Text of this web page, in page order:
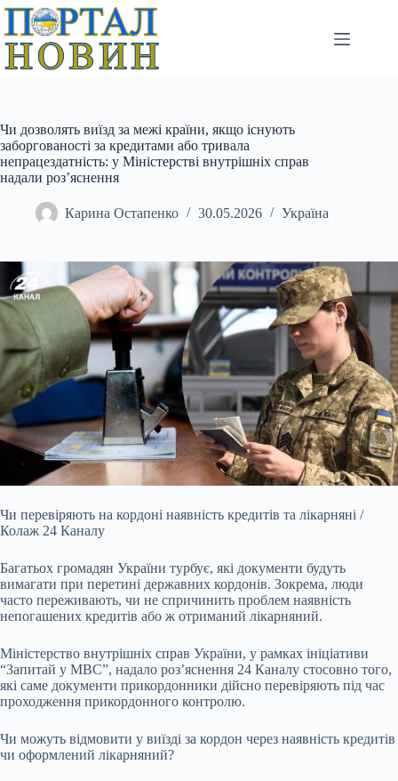
Перейти
вмісту
Чи дозволять виїзд за межі країни, якщо існують
заборгованості за кредитами або тривала
непрацездатність: у Міністерстві внутрішніх справ
надали роз’яснення
Карина Остапенко 30.05.2026 Україна
Чи перевіряють на кордоні наявність кредитів та лікарняні /
Колаж 24 Каналу
Багатьох громадян України турбує, які документи будуть
вимагати при перетині державних кордонів. Зокрема, люди
часто переживають, чи не спричинить проблем наявність
непогашених кредитів або ж отриманий лікарняний.
Міністерство внутрішніх справ України, у рамках ініціативи
“Запитай у МВС”, надало роз’яснення 24 Каналу стосовно того,
які саме документи прикордонники дійсно перевіряють під час
проходження прикордонного контролю.
Чи можуть відмовити у виїзді за кордон через наявність кредитів
чи оформлений лікарняний?